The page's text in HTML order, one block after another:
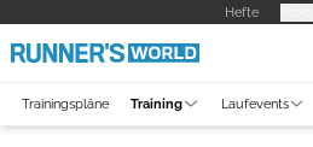
Hefte
Trainingspläne Training Laufevents